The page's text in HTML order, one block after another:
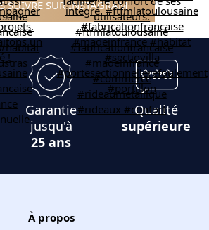
SUIVRE SUR INSTAGRAM
Garantie
jusqu'à
25 ans
Qualité
supérieure
À propos